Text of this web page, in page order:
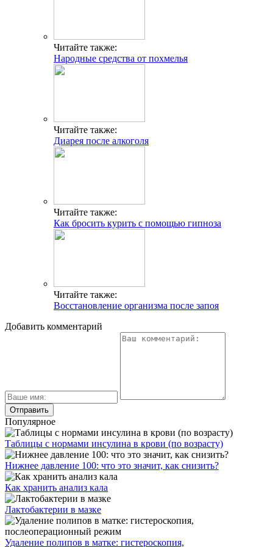
Читайте также:
Народные средства от похмелья
Читайте также:
Диарея после алкоголя
Читайте также:
Как бросить курить с помощью гипноза
Читайте также:
Восстановление организма после запоя
Добавить комментарий
Популярное
Таблицы с нормами инсулина в крови (по возрасту)
Нижнее давление 100: что это значит, как снизить?
Как хранить анализ кала
Лактобактерии в мазке
Удаление полипов в матке: гистероскопия,